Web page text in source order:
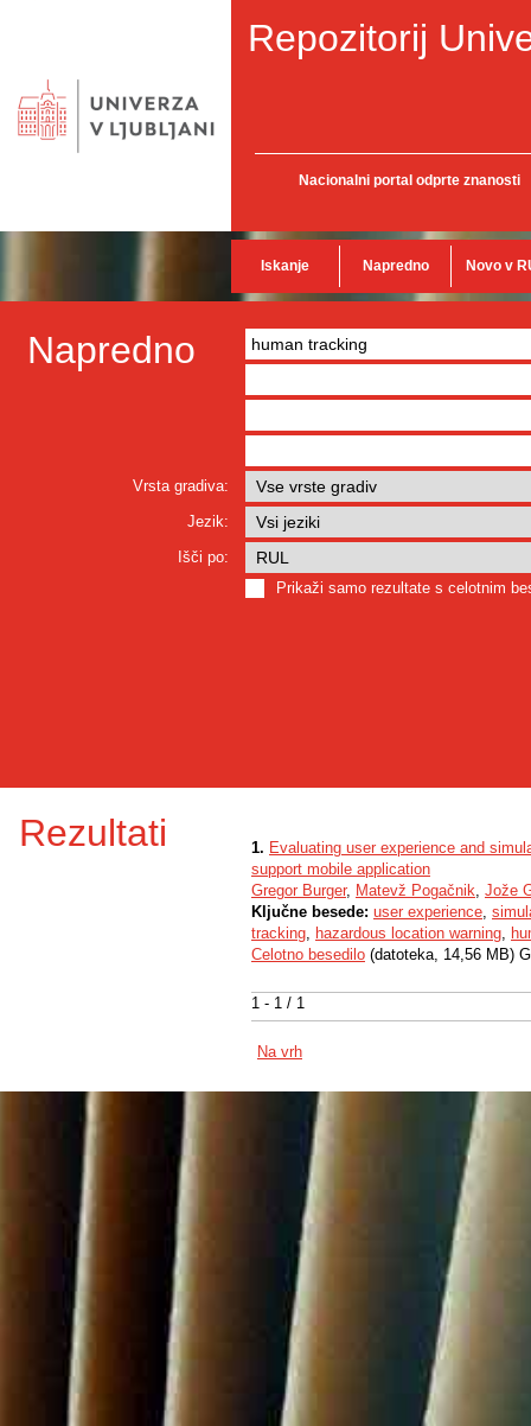
Repozitorij
Nacionalni portal odprte znanosti
Iskanje Napredno Novo v
Napredno
Vrsta gradiva:
Jezik:
Išči po:
Prikaži samo rezultate s celotnim
Rezultati
1 - 1 / 1
1. Evaluating user experience and
support mobile application
Gregor Burger, Matevž Pogačnik, Jože
Ključne besede: user experience,
tracking, hazardous location warning,
Celotno besedilo (datoteka, 14,56 MB)
Na vrh